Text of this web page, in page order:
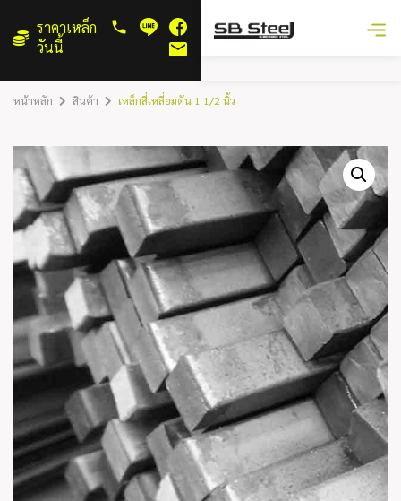
ราคาเหล็ก
วันนี้
หน้าหลัก สินค้า เหล็กสี่เหลี่ยมตัน 1 1/2 นิ้ว